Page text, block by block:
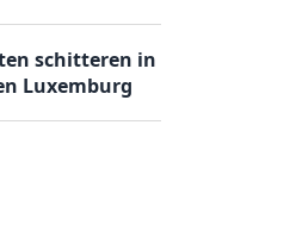
schitteren in
Luxemburg